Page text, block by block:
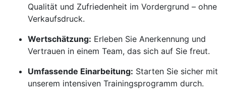
Qualität und Zufriedenheit im Vordergrund – ohne
Verkaufsdruck.
Wertschätzung: Erleben Sie Anerkennung und
Vertrauen in einem Team, das sich auf Sie freut.
Umfassende Einarbeitung: Starten Sie sicher mit
unserem intensiven Trainingsprogramm durch.